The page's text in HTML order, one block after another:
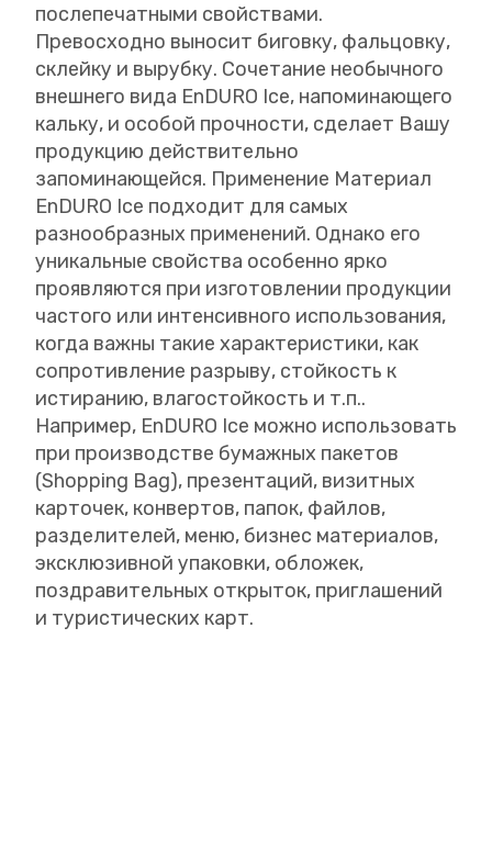
послепечатными свойствами.
Превосходно выносит биговку, фальцовку,
склейку и вырубку. Сочетание необычного
внешнего вида EnDURO Ice, напоминающего
кальку, и особой прочности, сделает Вашу
продукцию действительно
запоминающейся. Применение Материал
EnDURO Ice подходит для самых
разнообразных применений. Однако его
уникальные свойства особенно ярко
проявляются при изготовлении продукции
частого или интенсивного использования,
когда важны такие характеристики, как
сопротивление разрыву, стойкость к
истиранию, влагостойкость и т.п..
Например, EnDURO Ice можно использовать
при производстве бумажных пакетов
(Shopping Bag), презентаций, визитных
карточек, конвертов, папок, файлов,
разделителей, меню, бизнес материалов,
эксклюзивной упаковки, обложек,
поздравительных открыток, приглашений
и туристических карт.